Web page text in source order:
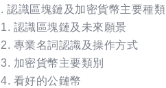
. 認識區塊鏈及加密貨幣主要種類
1. 認識區塊鏈及未來願景
2. 專業名詞認識及操作方式
3. 加密貨幣主要類別
4. 看好的公鏈幣